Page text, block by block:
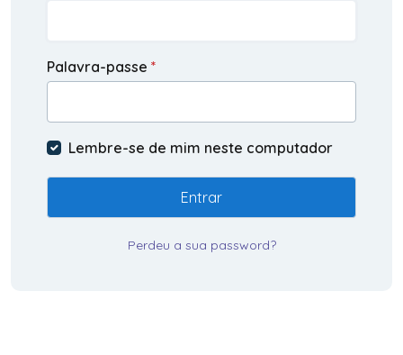
Palavra-passe *
Lembre-se de mim neste computador
Entrar
Perdeu a sua password?